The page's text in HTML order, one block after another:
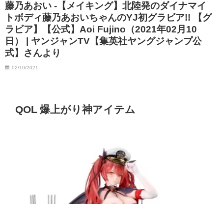
藤乃あおい -【メイキング】北陸発のダイナマイ
トボディ藤乃あおいちゃんのYJ初グラビア!! 【グ
ラビア】【公式】Aoi Fujino（2021年02月10
日） | ヤンジャンTV【集英社ヤングジャンプ公
式】さんより
02/10/2021
QOL 爆上がり神アイテム